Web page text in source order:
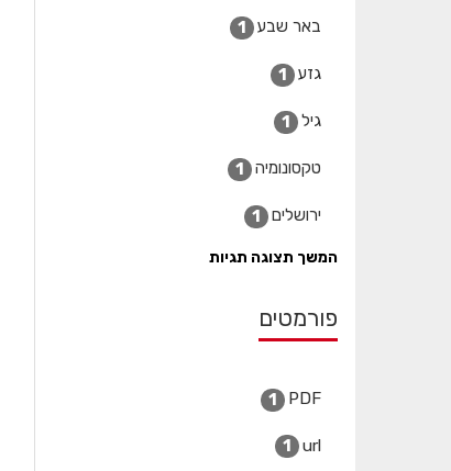
באר שבע 1
גזע 1
גיל 1
טקסונומיה 1
ירושלים 1
המשך תצוגה תגיות
פורמטים
PDF
1
url
1